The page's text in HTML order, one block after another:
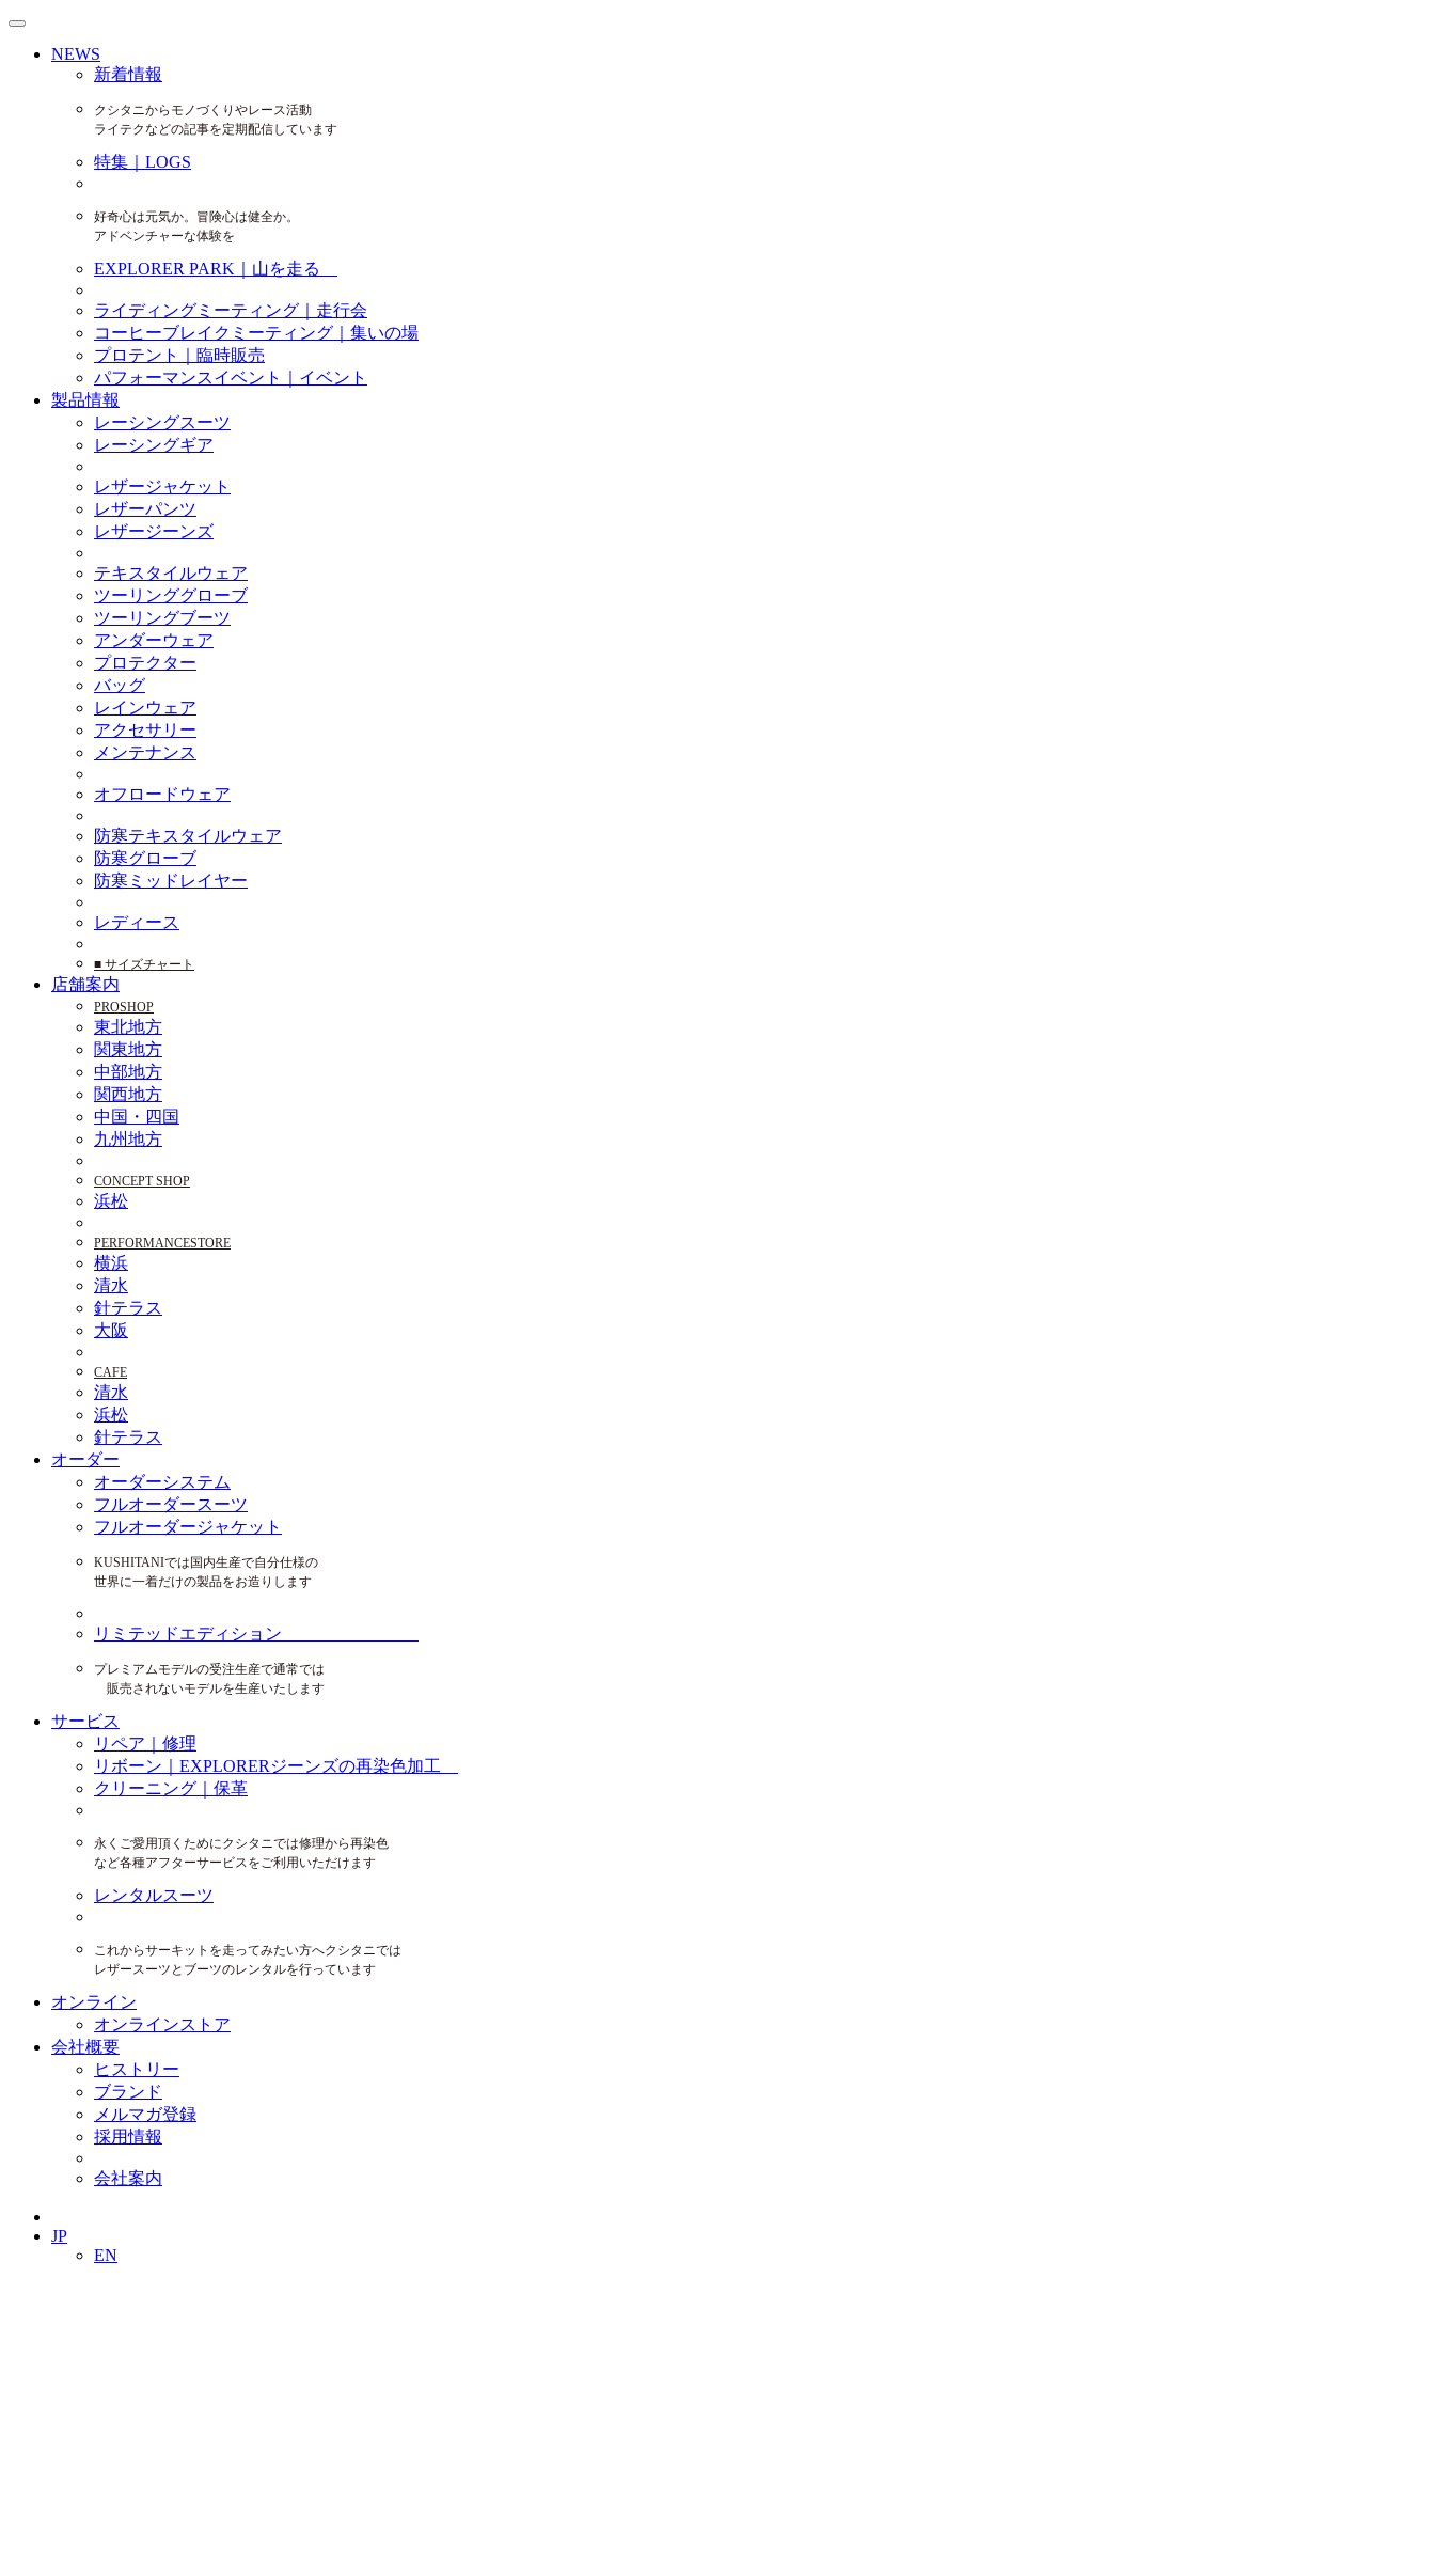
NEWS
新着情報
クシタニからモノづくりやレース活動
ライテクなどの記事を定期配信しています
特集｜LOGS
好奇心は元気か。冒険心は健全か。
アドベンチャーな体験を
EXPLORER PARK｜山を走る
ライディングミーティング｜走行会
コーヒーブレイクミーティング｜集いの場
プロテント｜臨時販売
パフォーマンスイベント｜イベント
製品情報
レーシングスーツ
レーシングギア
レザージャケット
レザーパンツ
レザージーンズ
テキスタイルウェア
ツーリンググローブ
ツーリングブーツ
アンダーウェア
プロテクター
バッグ
レインウェア
アクセサリー
メンテナンス
オフロードウェア
防寒テキスタイルウェア
防寒グローブ
防寒ミッドレイヤー
レディース
■ サイズチャート
店舗案内
PROSHOP
東北地方
関東地方
中部地方
関西地方
中国・四国
九州地方
CONCEPT SHOP
浜松
PERFORMANCESTORE
横浜
清水
針テラス
大阪
CAFE
清水
浜松
針テラス
オーダー
オーダーシステム
フルオーダースーツ
フルオーダージャケット
KUSHITANIでは国内生産で自分仕様の
世界に一着だけの製品をお造りします
リミテッドエディション
プレミアムモデルの受注生産で通常では
販売されないモデルを生産いたします
サービス
リペア｜修理
リボーン｜EXPLORERジーンズの再染色加工
クリーニング｜保革
永くご愛用頂くためにクシタニでは修理から再染色
など各種アフターサービスをご利用いただけます
レンタルスーツ
これからサーキットを走ってみたい方へクシタニでは
レザースーツとブーツのレンタルを行っています
オンライン
オンラインストア
会社概要
ヒストリー
ブランド
メルマガ登録
採用情報
会社案内
JP
EN